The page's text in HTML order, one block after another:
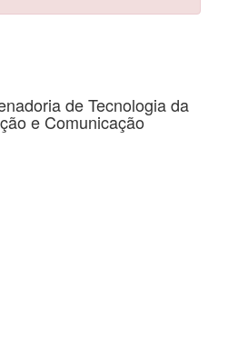
de Tecnologia da
e Comunicação